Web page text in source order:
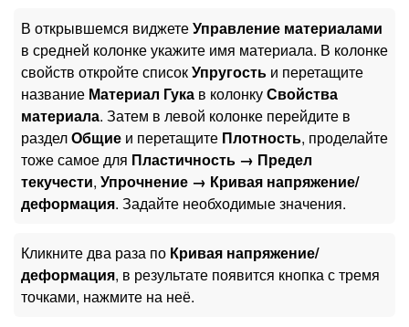
В открывшемся виджетеУправление материалами
в средней колонке укажите имя материала. В колонке
свойств откройте списокУпругость и перетащите
название Материал Гука в колонкуСвойства
материала. Затем в левой колонке перейдите в
разделОбщие и перетащите Плотность, проделайте
тоже самое для Пластичность → Предел
текучести, Упрочнение → Кривая напряжение/
деформация. Задайте необходимые значения.
Кликните два раза по Кривая напряжение/
деформация, в результате появится кнопка с тремя
точками, нажмите на неё.